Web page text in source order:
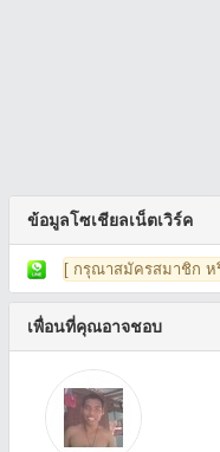
ข้อมูลโซเชียลเน็ตเวิร์ค
[ กรุณาสมัครสมาชิก ห
เพื่อนที่คุณอาจชอบ